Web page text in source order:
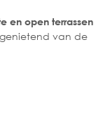
en open terrassen
van de